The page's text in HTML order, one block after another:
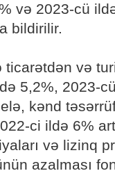
və 2023-cü
bildirilir.
və
5,2%, 2023-
kənd
ci ildə 6%
və lizinq
azalması